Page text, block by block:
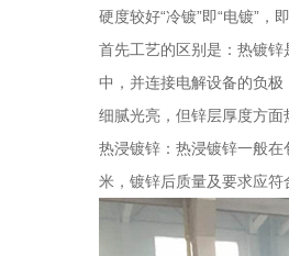
硬度较好“冷镀”即“电镀”
首先工艺的区别是：热镀
中，并连接电解设备的负
细腻光亮，但锌层厚度方
热浸镀锌：热浸镀锌一般
米，镀锌后质量及要求应符